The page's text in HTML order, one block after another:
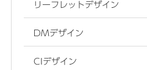
リーフレットデザイン
DMデザイン
CIデザイン